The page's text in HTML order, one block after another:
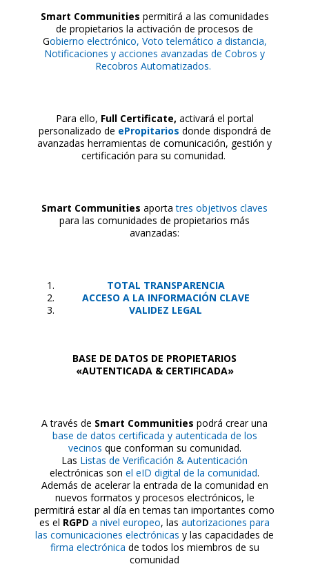
Smart Communities permitirá a las comunidades
de propietarios la activación de procesos de
Gobierno electrónico, Voto telemático a distancia,
Notificaciones y acciones avanzadas de Cobros y
Recobros Automatizados.
Para ello, Full Certificate, activará el portal
personalizado de ePropitarios donde dispondrá de
avanzadas herramientas de comunicación, gestión y
certificación para su comunidad.
Smart Communities aportatres objetivos claves
para las comunidades de propietarios más
avanzadas:
TOTAL TRANSPARENCIA
ACCESO A LA INFORMACIÓN CLAVE
VALIDEZ LEGAL
BASE DE DATOS DE PROPIETARIOS
«AUTENTICADA & CERTIFICADA»
A través de Smart Communities podrá crear una
base de datos certificada y autenticada de los
vecinos que conforman su comunidad.
Las Listas de Verificación & Autenticación
electrónicas son el eID digital de la comunidad.
Además de acelerar la entrada de la comunidad en
nuevos formatos y procesos electrónicos, le
permitirá estar al día en temas tan importantes como
es el RGPD a nivel europeo, las autorizaciones para
las comunicaciones electrónicas y las capacidades de
firma electrónica de todos los miembros de su
comunidad